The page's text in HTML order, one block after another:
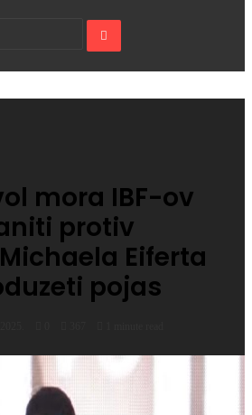
Traži
mora IBF-ov
protiv
Eiferta
pojas